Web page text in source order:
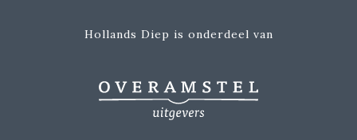
Hollands Diep is onderdeel van